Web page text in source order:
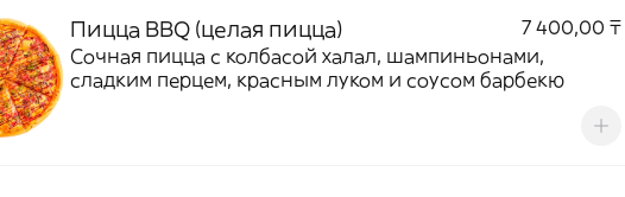
Пицца BBQ (целая пицца)
7 400,00 ₸
Сочная пицца с колбасой халал, шампиньонами,
сладким перцем, красным луком и соусом барбекю